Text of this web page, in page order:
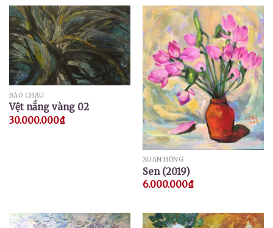
BẢO CHÂU
Vệt nắng vàng 02
30.000.000₫
XUÂN HỒNG
Sen (2019)
6.000.000₫